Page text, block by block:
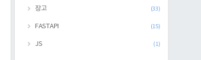
장고 (33)
FASTAPI (15)
JS (1)